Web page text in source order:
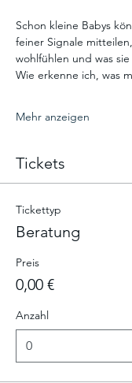
Schon kleine Babys
feiner Signale
wohlfühlen und was
Wie erkenne ich, was
Mehr anzeigen
Tickets
Tickettyp
Beratung
Preis
0,00 €
Anzahl